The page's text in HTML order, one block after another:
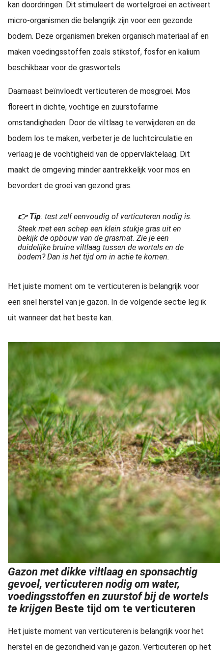
kan doordringen. Dit stimuleert de wortelgroei en activeert
micro-organismen die belangrijk zijn voor een gezonde
bodem. Deze organismen breken organisch materiaal af en
maken voedingsstoffen zoals stikstof, fosfor en kalium
beschikbaar voor de graswortels.
Daarnaast beïnvloedt verticuteren de mosgroei. Mos
floreert in dichte, vochtige en zuurstofarme
omstandigheden. Door de viltlaag te verwijderen en de
bodem los te maken, verbeter je de luchtcirculatie en
verlaag je de vochtigheid van de oppervlaktelaag. Dit
maakt de omgeving minder aantrekkelijk voor mos en
bevordert de groei van gezond gras.
👉 Tip: test zelf eenvoudig of verticuteren nodig is.
Steek met een schep een klein stukje gras uit en
bekijk de opbouw van de grasmat. Zie je een
duidelijke bruine viltlaag tussen de wortels en de
bodem? Dan is het tijd om in actie te komen.
Het juiste moment om te verticuteren is belangrijk voor
een snel herstel van je gazon. In de volgende sectie leg ik
uit wanneer dat het beste kan.
Gazon met dikke viltlaag en sponsachtig
gevoel, verticuteren nodig om water,
voedingsstoffen en zuurstof bij de wortels
te krijgen Beste tijd om te verticuteren
Het juiste moment van verticuteren is belangrijk voor het
herstel en de gezondheid van je gazon. Verticuteren op het